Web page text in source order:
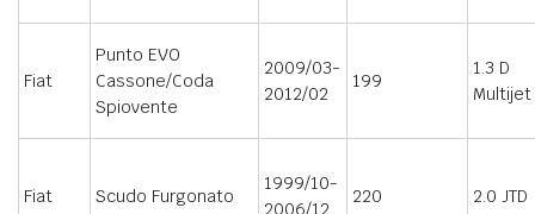
Fiat
Punto EVO
Cassone/Coda
Spiovente
2009/03-
2012/02
199
1.3 D
Multijet
Fiat Scudo Furgonato
1999/10-
2006/12
220 2.0 JTD